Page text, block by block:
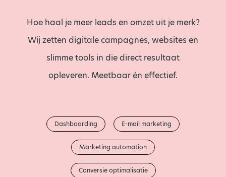
Hoe haal je meer leads en omzet uit je merk?
Wij zetten digitale campagnes, websites en
slimme tools in die direct resultaat
opleveren. Meetbaar én effectief.
Dashboarding E-mail marketing
Marketing automation
Conversie optimalisatie